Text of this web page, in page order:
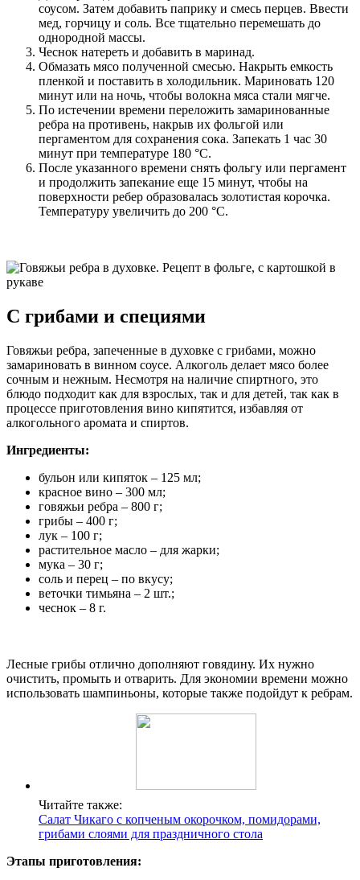
соусом. Затем добавить паприку и смесь перцев. Ввести
мед, горчицу и соль. Все тщательно перемешать до
однородной массы.
Чеснок натереть и добавить в маринад.
Обмазать мясо полученной смесью. Накрыть емкость
пленкой и поставить в холодильник. Мариновать 120
минут или на ночь, чтобы волокна мяса стали мягче.
По истечении времени переложить замаринованные
ребра на противень, накрыв их фольгой или
пергаментом для сохранения сока. Запекать 1 час 30
минут при температуре 180 °С.
После указанного времени снять фольгу или пергамент
и продолжить запекание еще 15 минут, чтобы на
поверхности ребер образовалась золотистая корочка.
Температуру увеличить до 200 °С.
С грибами и специями
Говяжьи ребра, запеченные в духовке с грибами, можно
замариновать в винном соусе. Алкоголь делает мясо более
сочным и нежным. Несмотря на наличие спиртного, это
блюдо подходит как для взрослых, так и для детей, так как в
процессе приготовления вино кипятится, избавляя от
алкогольного аромата и спиртов.
Ингредиенты:
бульон или кипяток – 125 мл;
красное вино – 300 мл;
говяжьи ребра – 800 г;
грибы – 400 г;
лук – 100 г;
растительное масло – для жарки;
мука – 30 г;
соль и перец – по вкусу;
веточки тимьяна – 2 шт.;
чеснок – 8 г.
Лесные грибы отлично дополняют говядину. Их нужно
очистить, промыть и отварить. Для экономии времени можно
использовать шампиньоны, которые также подойдут к ребрам.
Читайте также:
Салат Чикаго с копченым окорочком, помидорами,
грибами слоями для праздничного стола
Этапы приготовления: